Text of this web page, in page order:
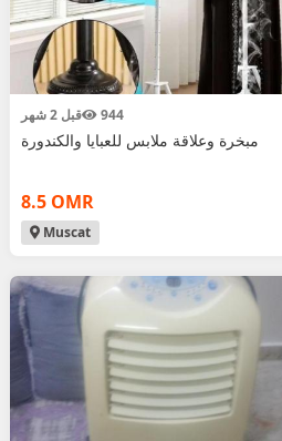
قبل 2 شهر 944
مبخرة وعلاقة ملابس للعبايا والكندورة
8.5 OMR
Muscat